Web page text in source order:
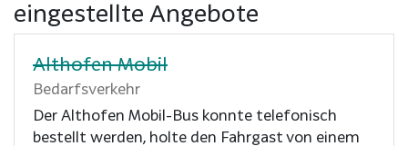
eingestellte Angebote
Althofen Mobil
Bedarfsverkehr
Der Althofen Mobil-Bus konnte telefonisch
bestellt werden, holte den Fahrgast von einem